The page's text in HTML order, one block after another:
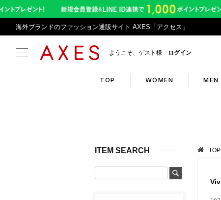
海外ブランドのファッション通販サイト AXES「アクセス」
ようこそ、ゲスト様 ログイン
TOP WOMEN MEN
お盆期
アプリ
返品サ
ITEM SEARCH TOP